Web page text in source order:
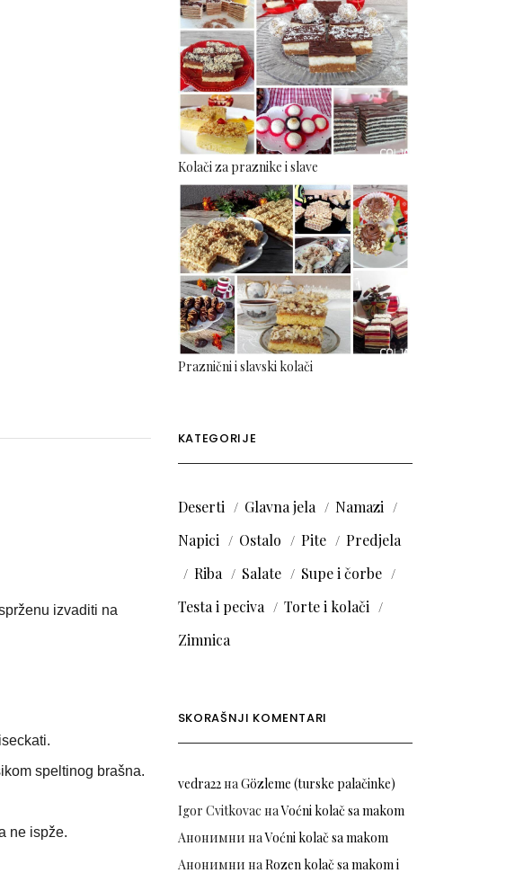
izvaditi na
speltinog brašna.
ne ispže.
Kolači za praznike i slave
Praznični i slavski kolači
KATEGORIJE
Deserti Glavna jela
Namazi
Napici
Ostalo Pite
Predjela
Riba
Salate
Supe i čorbe
Testa i peciva
Torte i kolači
Zimnica
SKORAŠNJI KOMENTARI
vedra22наGözleme (turske palačinke)
Igor Cvitkovac наVoćni kolač sa makom
Анонимни наVoćni kolač sa makom
Анонимни наRozen kolač sa makom i